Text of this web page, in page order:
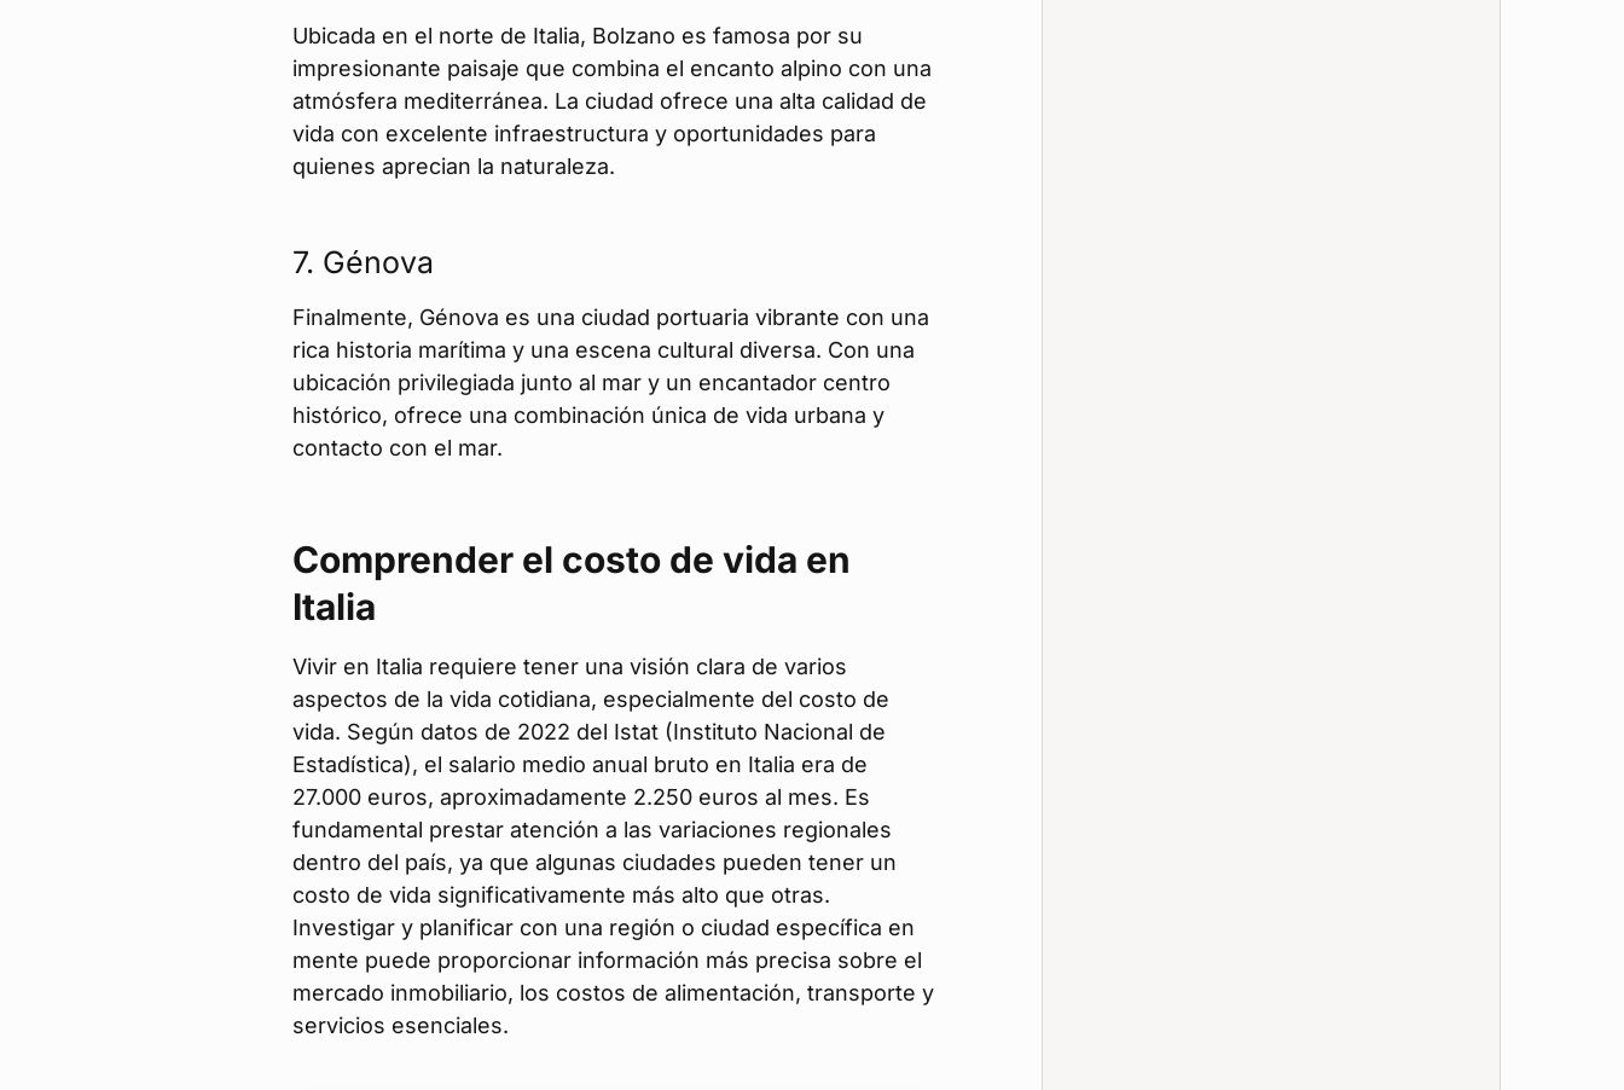
Ubicada en el norte de Italia, Bolzano es famosa por su
impresionante paisaje que combina el encanto alpino con una
atmósfera mediterránea. La ciudad ofrece una alta calidad de
vida con excelente infraestructura y oportunidades para
quienes aprecian la naturaleza.
7. Génova
Finalmente, Génova es una ciudad portuaria vibrante con una
rica historia marítima y una escena cultural diversa. Con una
ubicación privilegiada junto al mar y un encantador centro
histórico, ofrece una combinación única de vida urbana y
contacto con el mar.
Comprender el costo de vida en
Italia
Vivir en Italia requiere tener una visión clara de varios
aspectos de la vida cotidiana, especialmente del costo de
vida. Según datos de 2022 del Istat (Instituto Nacional de
Estadística), el salario medio anual bruto en Italia era de
27.000 euros, aproximadamente 2.250 euros al mes. Es
fundamental prestar atención a las variaciones regionales
dentro del país, ya que algunas ciudades pueden tener un
costo de vida significativamente más alto que otras.
Investigar y planificar con una región o ciudad específica en
mente puede proporcionar información más precisa sobre el
mercado inmobiliario, los costos de alimentación, transporte y
servicios esenciales.